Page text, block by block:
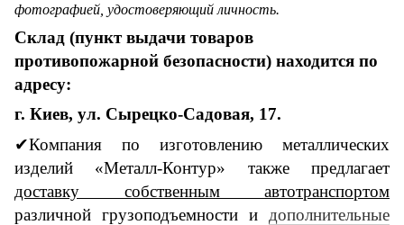
фотографией, удостоверяющий личность.
Склад (пункт выдачи товаров
противопожарной безопасности) находится по
адресу:
г. Киев, ул. Сырецко-Садовая, 17.
✔Компания по изготовлению металлических
изделий «Металл-Контур» также предлагает
доставку собственным автотранспортом
различной грузоподъемности и дополнительные